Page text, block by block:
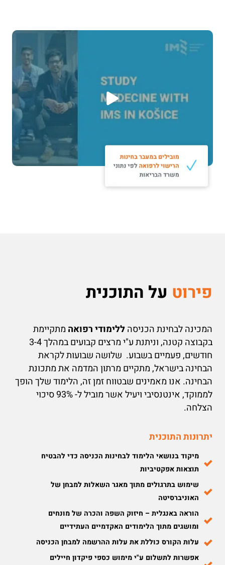
פירוט על התוכנית
המכינה לבחינת הכניסהללימודי רפואה מתקיימת
בקבוצה קטנה, וניתנת ע"י מרצים קבועים במהלך 3-4
חודשים, פעמיים בשבוע. שלושה שבועות לקראת
הבחינה בישראל, מתקיים מרתון המדמה את מתכונת
הבחינה. אנו מאמינים שבטווח זמן זה, הלימוד שלך הופך
לממוקד, אינטנסיבי ויעיל אשר מוביל ל- 93% סיכוי
הצלחה.
יתרונות התוכנית
מיקוד בנושאי הלימוד לבחינות הכניסה כדי להבטיח
תוצאות אפקטיביות
שימוש בתרגולים מתוך מאגר השאלות למבחן של
האוניברסיטה
הוראה באנגלית – חיזוק השפה והכרה של מונחים
ומושגים מתוך הלימודים האקדמיים העתידיים
עלות הקורס כוללת את עלות ההרשמה למבחן הכניסה
אפשרות לתשלום ע"י מימוש כספי פיקדון חיילים